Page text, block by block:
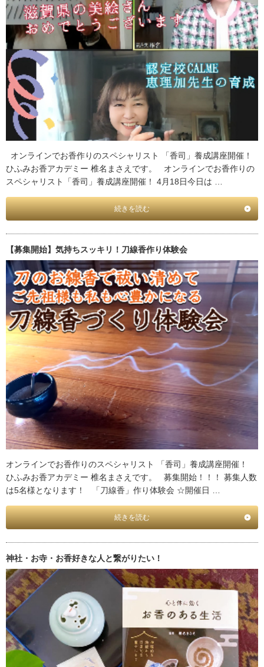
オンラインでお香作りのスペシャリスト 「香司」養成講座開催！
ひふみお香アカデミー 椎名まさえです。 オンラインでお香作りの
スペシャリスト「香司」養成講座開催！ 4月18日今日は …
続きを読む
【募集開始】気持ちスッキリ！刀線香作り体験会
オンラインでお香作りのスペシャリスト 「香司」養成講座開催！
ひふみお香アカデミー 椎名まさえです。 募集開始！！！ 募集人数
は5名様となります！ 「刀線香」作り体験会 ☆開催日 …
続きを読む
神社・お寺・お香好きな人と繋がりたい！